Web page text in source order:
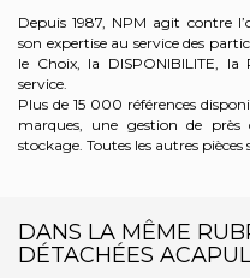
Depuis 1987, NPM agit contre
son expertise au service des
le Choix, la DISPONIBILITE,
service.
Plus de 15 000 références
marques, une gestion de
stockage. Toutes les autres
DANS LA MÊME
DÉTACHÉES